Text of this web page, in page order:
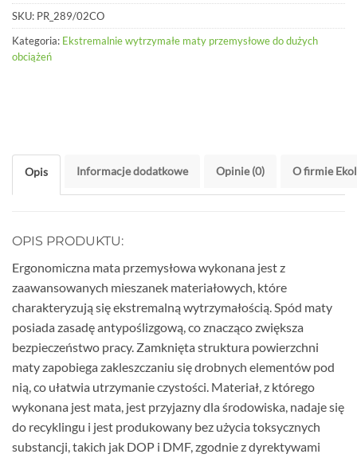
SKU: PR_289/02CO
Kategoria: Ekstremalnie wytrzymałe maty przemysłowe do dużych
obciążeń
Opis Informacje dodatkowe Opinie (0) O firmie
OPIS PRODUKTU:
Ergonomiczna mata przemysłowa wykonana jest z
zaawansowanych mieszanek materiałowych, które
charakteryzują się ekstremalną wytrzymałością. Spód maty
posiada zasadę antypoślizgową, co znacząco zwiększa
bezpieczeństwo pracy. Zamknięta struktura powierzchni
maty zapobiega zakleszczaniu się drobnych elementów pod
nią, co ułatwia utrzymanie czystości. Materiał, z którego
wykonana jest mata, jest przyjazny dla środowiska, nadaje się
do recyklingu i jest produkowany bez użycia toksycznych
substancji, takich jak DOP i DMF, zgodnie z dyrektywami